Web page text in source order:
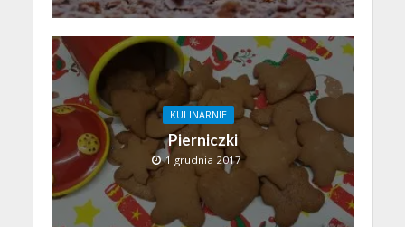
KULINARNIE
Pierniczki
1 grudnia 2017